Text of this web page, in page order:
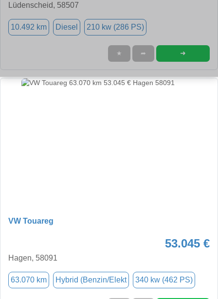
Lüdenscheid, 58507
10.492 km Diesel 210 kw (286 PS)
★ ➦ ➜
VW Touareg
53.045 €
Hagen, 58091
63.070 km Hybrid (Benzin/Elekt 340 kw (462 PS)